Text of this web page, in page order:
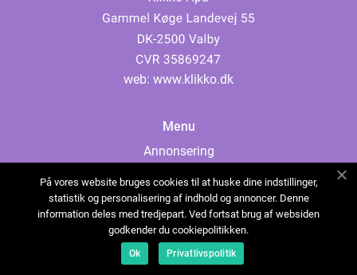
web: www.klikko.dk
Menu
Annonsering
Cookies
Kontakta oss
Sitemap
På vores website bruges cookies til at huske dine indstillinger,
statistik og personalisering af indhold og annoncer. Denne
information deles med tredjepart. Ved fortsat brug af websiden
godkender du cookiepolitikken.
Ok Privatlivspolitik